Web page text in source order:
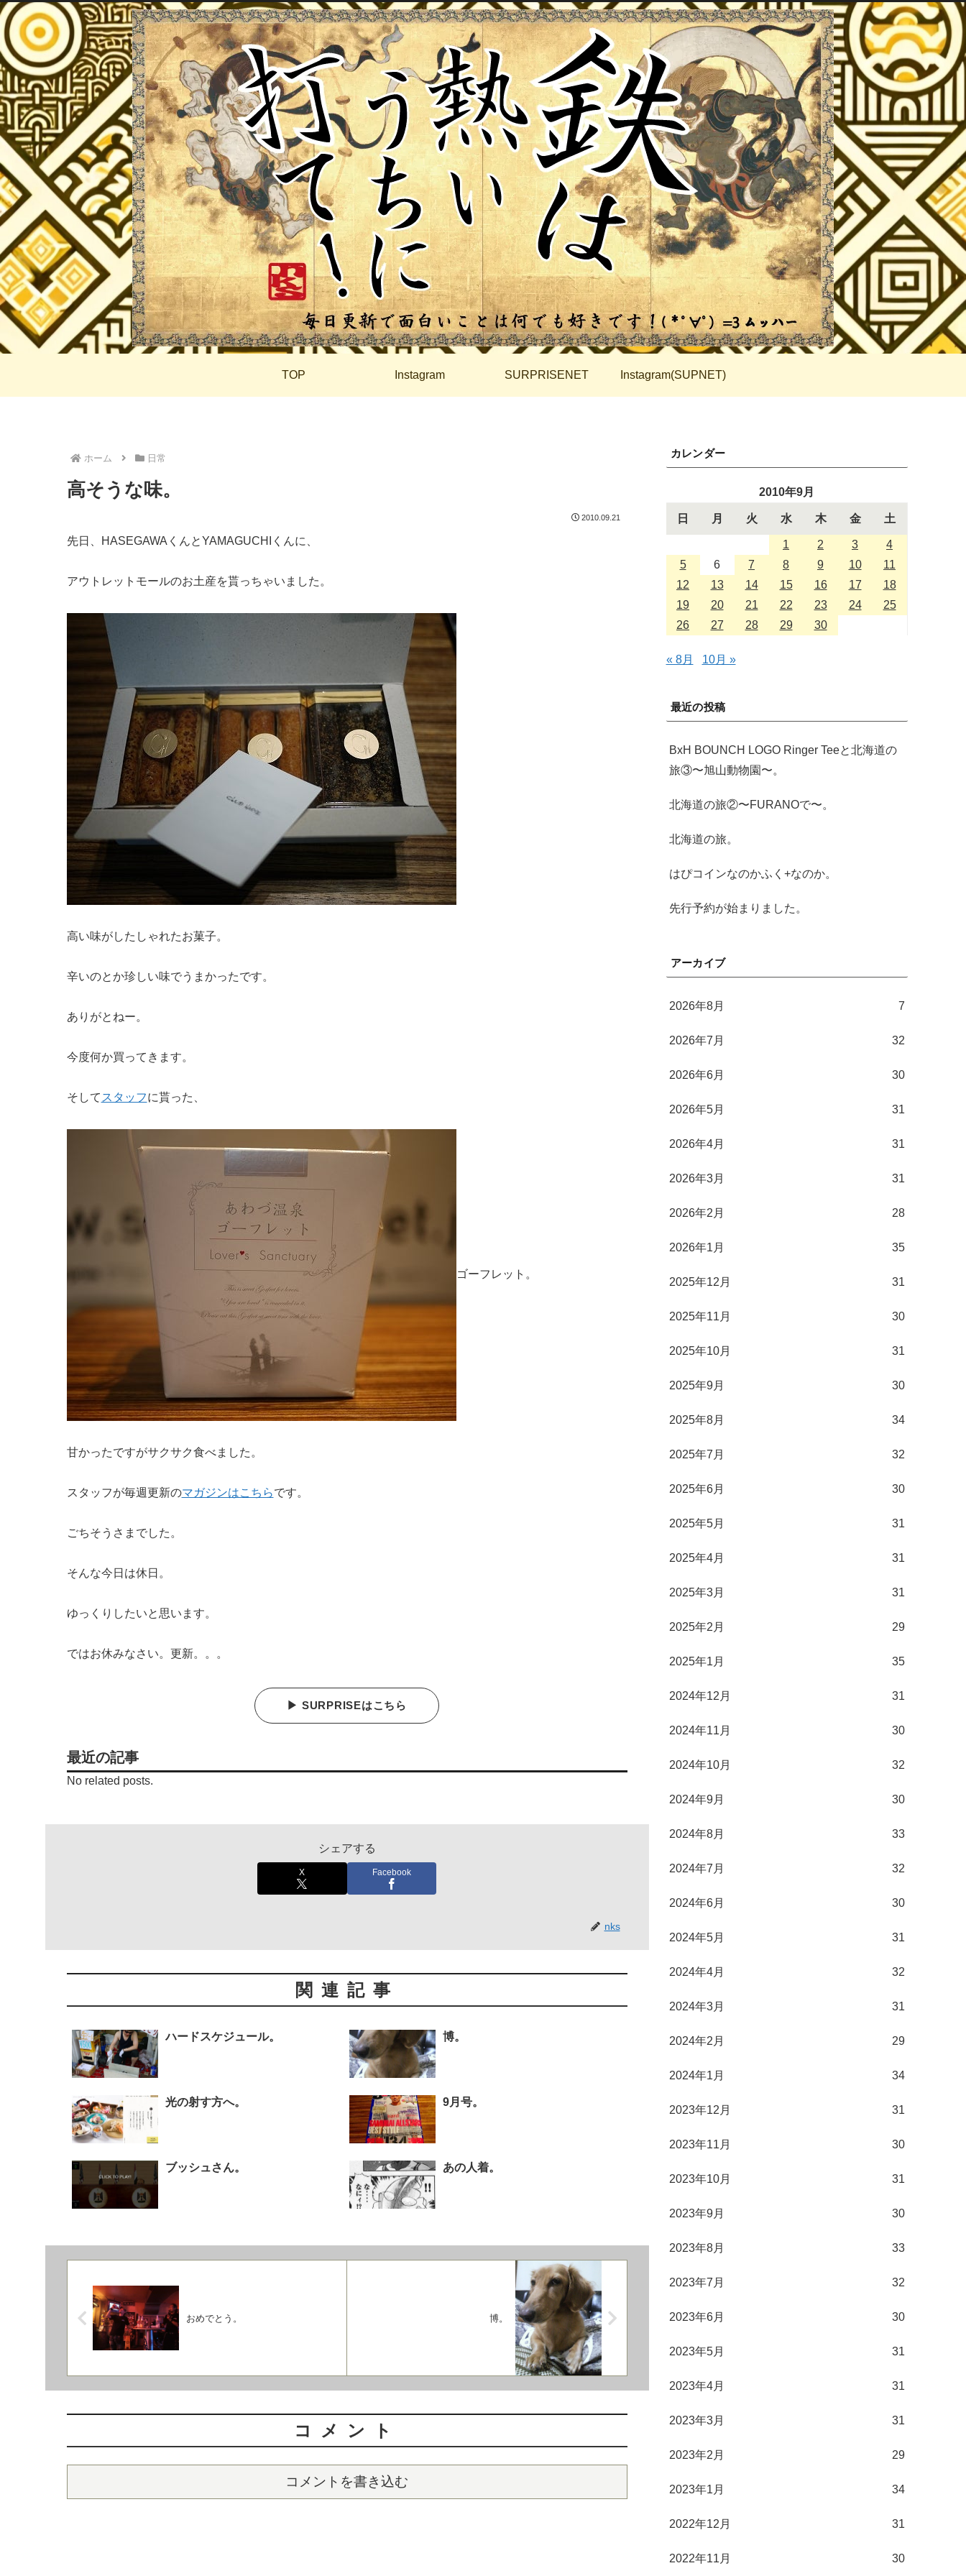
TOP Instagram SURPRISENET Instagram(SUPNET)
ホーム 日常
高そうな味。
2010.09.21
先日、HASEGAWAくんとYAMAGUCHIくんに、
アウトレットモールのお土産を貰っちゃいました。
高い味がしたしゃれたお菓子。
辛いのとか珍しい味でうまかったです。
ありがとねー。
今度何か買ってきます。
そして スタッフに貰った、
ゴーフレット。
甘かったですがサクサク食べました。
スタッフが毎週更新のマガジンはこちらです。
ごちそうさまでした。
そんな今日は休日。
ゆっくりしたいと思います。
ではお休みなさい。更新。。。
▶ SURPRISEはこちら
最近の記事
No related posts.
シェアする
X Facebook
nks
関連記事
ハードスケジュール。 博。
光の射す方へ。 9月号。
ブッシュさん。 あの人着。
おめでとう。 博。
コメント
コメントを書き込む
カレンダー
2010年9月
日 月 火 水 木 金 土
1 2 3
4
5
6 7 8 9 10
11
12
13 14 15 16 17
18
19
20 21 22 23 24
25
26
27 28 29 30
« 8月 10月 »
最近の投稿
BxH BOUNCH LOGO Ringer Teeと北海道の
旅③〜旭山動物園〜。
北海道の旅②〜FURANOで〜。
北海道の旅。
はぴコインなのかふく+なのか。
先行予約が始まりました。
アーカイブ
2026年8月 7
2026年7月 32
2026年6月 30
2026年5月 31
2026年4月 31
2026年3月 31
2026年2月 28
2026年1月 35
2025年12月 31
2025年11月 30
2025年10月 31
2025年9月 30
2025年8月 34
2025年7月 32
2025年6月 30
2025年5月 31
2025年4月 31
2025年3月 31
2025年2月 29
2025年1月 35
2024年12月 31
2024年11月 30
2024年10月 32
2024年9月 30
2024年8月 33
2024年7月 32
2024年6月 30
2024年5月 31
2024年4月 32
2024年3月 31
2024年2月 29
2024年1月 34
2023年12月 31
2023年11月 30
2023年10月 31
2023年9月 30
2023年8月 33
2023年7月 32
2023年6月 30
2023年5月 31
2023年4月 31
2023年3月 31
2023年2月 29
2023年1月 34
2022年12月 31
2022年11月 30